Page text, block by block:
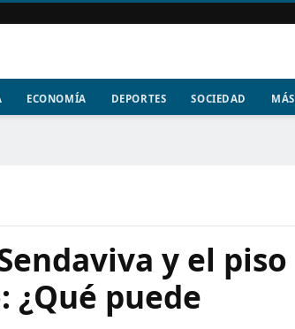
ECONOMÍA DEPORTES SOCIEDAD MÁS
y el piso
puede